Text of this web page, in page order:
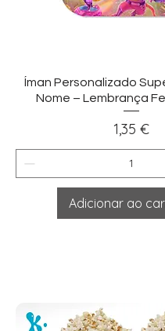
Visualização
Íman Personalizado
Nome – Lembrança
Preço
1,35 €
Adicionar ao